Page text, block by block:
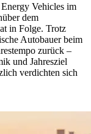
Vehicles im
dem
in Folge. Trotz
Autobauer beim
zurück –
und Jahresziel
verdichten sich